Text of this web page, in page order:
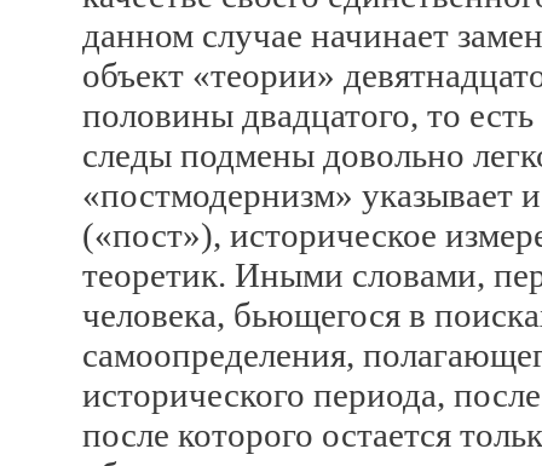
данном случае начинает
объект «теории»
половины двадцатого, то
следы подмены довольно
«постмодернизм» указывает
(«пост»), историческое
теоретик. Иными словами,
человека, бьющегося в
самоопределения,
исторического периода,
после которого остается